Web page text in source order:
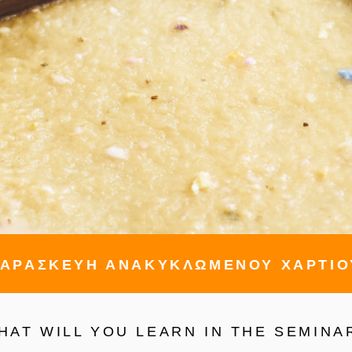
ΑΝΑΚΥΚΛΩΜΕΝΟΥ
WILL YOU LEARN IN THE